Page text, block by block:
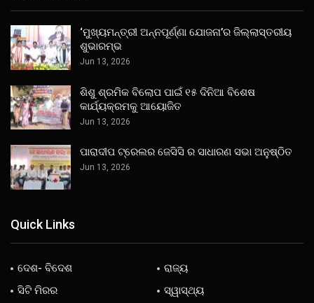
‘ମୁଖ୍ୟମନ୍ତ୍ରୀ ଅନ୍ନପୂର୍ଣ୍ଣା ଯୋଜନା’ର ଜିଲ୍ଲାସ୍ତରୀୟ
ଶୁଭାରମ୍ଭ
Jun 13, 2026
ଶିଶୁ ଶ୍ରମିକ ବିଲୋପ ପାଇଁ ୧୫ ଦିନିଆ ବିଶେଷ
କାର୍ଯ୍ୟକ୍ରମକୁ ଆୟୋଜିତ
Jun 13, 2026
ପାରାଦୀପ ଟ୍ରେଲର ଜେସିସି ର ସାଧାରଣ ସଭା ଅନୁଷ୍ଠିତ
Jun 13, 2026
Quick Links
ଦେଶ- ବିଦେଶ
ରାଜ୍ୟ
ସିଟି ମିରର
ସ୍ୱାସ୍ଥ୍ୟ